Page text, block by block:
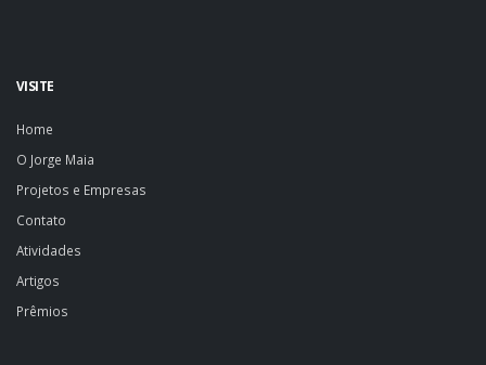
VISITE
Home
O Jorge Maia
Projetos e Empresas
Contato
Atividades
Artigos
Prêmios